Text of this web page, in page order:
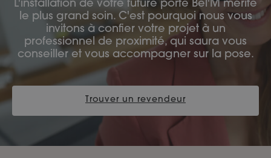
L'installation de votre future porte Bel'M mérite
le plus grand soin. C'est pourquoi nous vous
invitons à confier votre projet à un
professionnel de proximité, qui saura vous
conseiller et vous accompagner sur la pose.
Trouver un revendeur